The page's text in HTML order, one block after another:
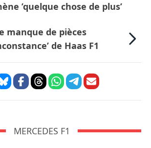
’quelque chose de plus’
manque de pièces
de Haas F1
MERCEDES F1